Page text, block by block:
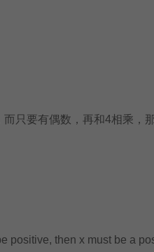
只要有偶数，再和4相乘，
then x must be a